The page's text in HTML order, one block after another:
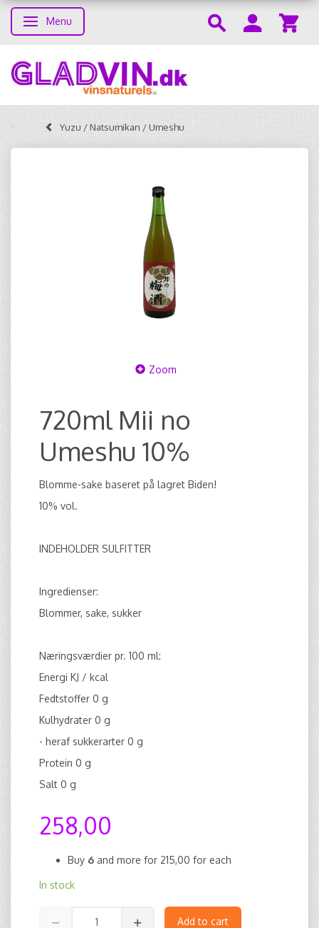
Toggle navigation
Menu
Yuzu / Natsumikan / Umeshu
Zoom
720ml Mii no
Umeshu 10%
Blomme-sake baseret på lagret Biden!
10% vol.
INDEHOLDER SULFITTER
Ingredienser:
Blommer, sake, sukker
Næringsværdier pr. 100 ml:
Energi KJ / kcal
Fedtstoffer 0 g
Kulhydrater 0 g
- heraf sukkerarter 0 g
Protein 0 g
Salt 0 g
258,00
Buy 6 and more for 215,00 for each
In stock
Add to cart